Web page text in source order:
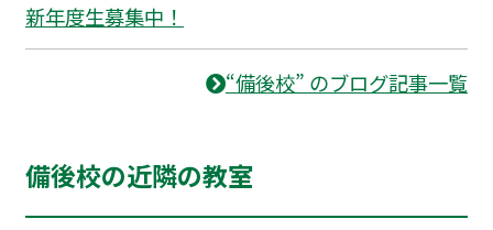
新年度生募集中！
“備後校” のブログ記事一覧
備後校の近隣の教室